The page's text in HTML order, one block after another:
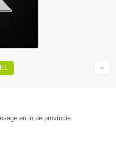
en in de provincie